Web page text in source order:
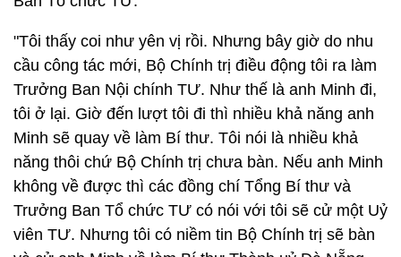
"Tôi thấy coi như yên vị rồi. Nhưng bây giờ do nhu
cầu công tác mới, Bộ Chính trị điều động tôi ra làm
Trưởng Ban Nội chính TƯ. Như thế là anh Minh đi,
tôi ở lại. Giờ đến lượt tôi đi thì nhiều khả năng anh
Minh sẽ quay về làm Bí thư. Tôi nói là nhiều khả
năng thôi chứ Bộ Chính trị chưa bàn. Nếu anh Minh
không về được thì các đồng chí Tổng Bí thư và
Trưởng Ban Tổ chức TƯ có nói với tôi sẽ cử một Uỷ
viên TƯ. Nhưng tôi có niềm tin Bộ Chính trị sẽ bàn